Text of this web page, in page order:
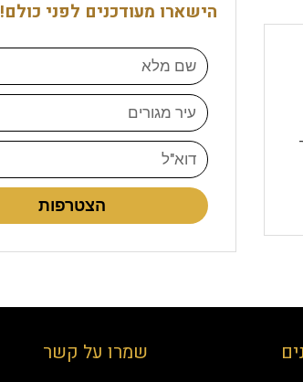
הישארו מעודכנים לפני כולם!
הצטרפות
שמרו על קשר